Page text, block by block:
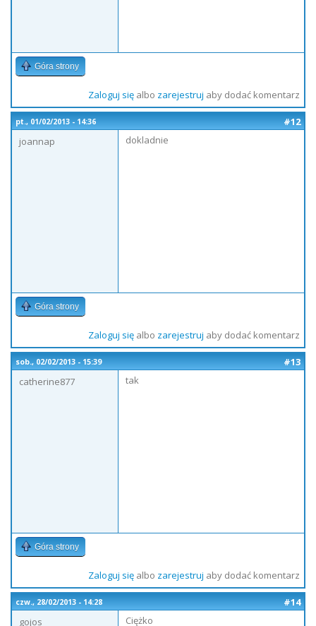
Góra strony
Zaloguj sięalbo zarejestruj aby dodać komentarz
pt., 01/02/2013 - 14:36
#12
joannap
dokladnie
Góra strony
Zaloguj sięalbo zarejestruj aby dodać komentarz
sob., 02/02/2013 - 15:39
#13
catherine877
tak
Góra strony
Zaloguj sięalbo zarejestruj aby dodać komentarz
czw., 28/02/2013 - 14:28
#14
gojos
Ciężko